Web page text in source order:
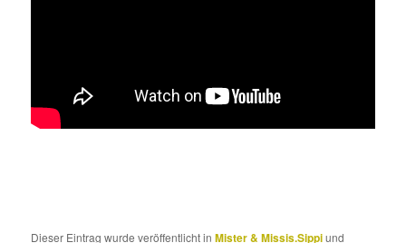
Dieser Eintrag wurde veröffentlicht inMister & Missis.Sippiund